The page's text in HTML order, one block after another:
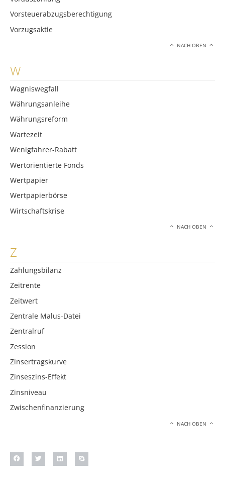
Vorsteuerabzugsberechtigung
Vorzugsaktie
NACH OBEN
W
Wagniswegfall
Währungsanleihe
Währungsreform
Wartezeit
Wenigfahrer-Rabatt
Wertorientierte Fonds
Wertpapier
Wertpapierbörse
Wirtschaftskrise
NACH OBEN
Z
Zahlungsbilanz
Zeitrente
Zeitwert
Zentrale Malus-Datei
Zentralruf
Zession
Zinsertragskurve
Zinseszins-Effekt
Zinsniveau
Zwischenfinanzierung
NACH OBEN